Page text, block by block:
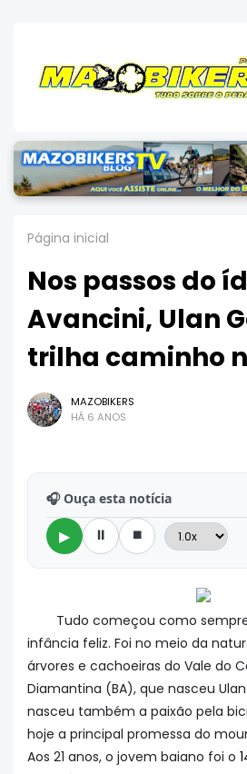
Página inicial
Nos passos do
Avancini, Ulan
trilha caminho
MAZOBIKERS
HÁ 6 ANOS
🎧 Ouça esta notícia
▶ ⏸ ⏹
Tudo começou como
infância feliz. Foi no meio da
árvores e cachoeiras do Vale do
Diamantina (BA), que nasceu Ulan
nasceu também a paixão pela
hoje a principal promessa do
Aos 21 anos, o jovem baiano foi o